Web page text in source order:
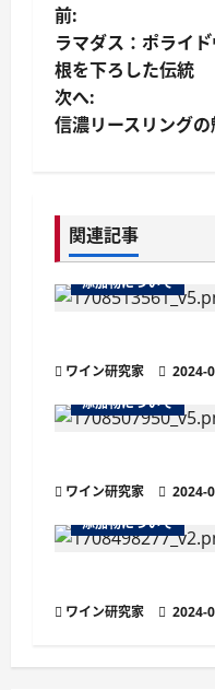
投
稿
ナ
ゲ
ー
シ
ン
前:
ラマダス：ポライ
根を下ろした伝統
次へ:
信濃リースリングの
関連記事
添加物について
ワイン研究家
2024-
添加物について
ワイン研究家
2024-
添加物について
ワイン研究家 2024-